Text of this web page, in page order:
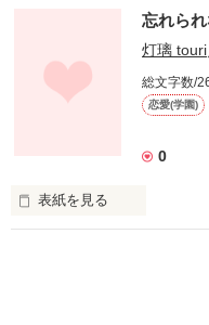
「私を見てくれる誰かが
「数式じゃあ解けないのっ
「もっと好きになりたいの
ては異次元の世界。
この世とあの世と異次元
る物語。
忘れられ
灯璃 touri
総文字数/
恋愛(学園)
0
表紙を見る